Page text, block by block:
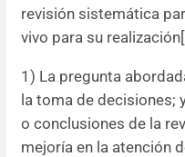
revisión sistemática
vivo para su realización[
1) La pregunta
la toma de decisiones;
o conclusiones de la
mejoría en la atención